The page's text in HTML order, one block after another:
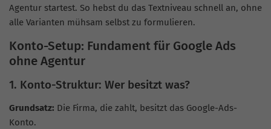
Agentur startest. So hebst du das Textniveau schnell an, ohne
alle Varianten mühsam selbst zu formulieren.
Konto-Setup: Fundament für Google Ads
ohne Agentur
1. Konto-Struktur: Wer besitzt was?
Grundsatz: Die Firma, die zahlt, besitzt das Google-Ads-
Konto.